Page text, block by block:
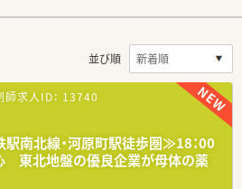
並び順
師求人ID： 13740
駅南北線・河原町駅徒歩圏≫18：00
東北地盤の優良企業が母体の薬